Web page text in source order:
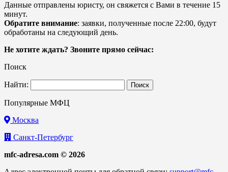
Данные отправлены юристу, он свяжется с Вами в течение 15
минут.
Обратите внимание: заявки, полученные после 22:00, будут
обработаны на следующий день.
Не хотите ждать? Звоните прямо сейчас:
Поиск
Найти:
Популярные МФЦ
Москва
Санкт-Петербург
mfc-adresa.com © 2026